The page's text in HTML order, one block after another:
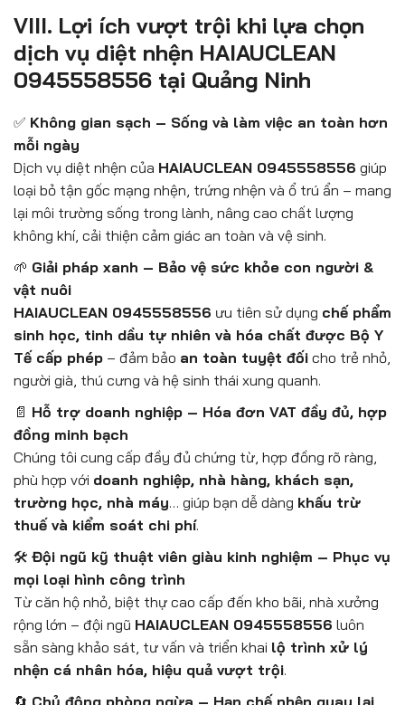
VIII. Lợi ích vượt trội khi lựa chọn
dịch vụ diệt nhện HAIAUCLEAN
0945558556 tại Quảng Ninh
✅ Không gian sạch – Sống và làm việc an toàn hơn
mỗi ngày
Dịch vụ diệt nhện của HAIAUCLEAN 0945558556 giúp
loại bỏ tận gốc mạng nhện, trứng nhện và ổ trú ẩn – mang
lại môi trường sống trong lành, nâng cao chất lượng
không khí, cải thiện cảm giác an toàn và vệ sinh.
🌱 Giải pháp xanh – Bảo vệ sức khỏe con người &
vật nuôi
HAIAUCLEAN 0945558556 ưu tiên sử dụng chế phẩm
sinh học, tinh dầu tự nhiên và hóa chất được Bộ Y
Tế cấp phép – đảm bảo an toàn tuyệt đối cho trẻ nhỏ,
người già, thú cưng và hệ sinh thái xung quanh.
📄 Hỗ trợ doanh nghiệp – Hóa đơn VAT đầy đủ, hợp
đồng minh bạch
Chúng tôi cung cấp đầy đủ chứng từ, hợp đồng rõ ràng,
phù hợp với doanh nghiệp, nhà hàng, khách sạn,
trường học, nhà máy… giúp bạn dễ dàng khấu trừ
thuế và kiểm soát chi phí.
🛠️ Đội ngũ kỹ thuật viên giàu kinh nghiệm – Phục vụ
mọi loại hình công trình
Từ căn hộ nhỏ, biệt thự cao cấp đến kho bãi, nhà xưởng
rộng lớn – đội ngũ HAIAUCLEAN 0945558556 luôn
sẵn sàng khảo sát, tư vấn và triển khai lộ trình xử lý
nhện cá nhân hóa, hiệu quả vượt trội.
🔄 Chủ động phòng ngừa – Hạn chế nhện quay lại,